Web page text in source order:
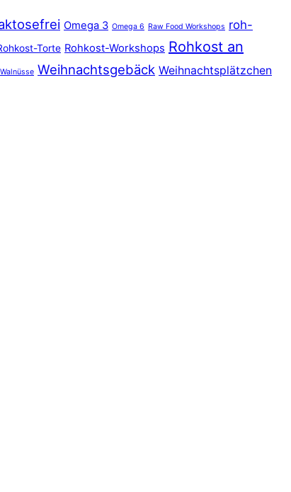
Omega 3 Omega 6 Raw Food Workshops roh-
Torte Rohkost-Workshops Rohkost an
Walnüsse Weihnachtsgebäck Weihnachtsplätzchen